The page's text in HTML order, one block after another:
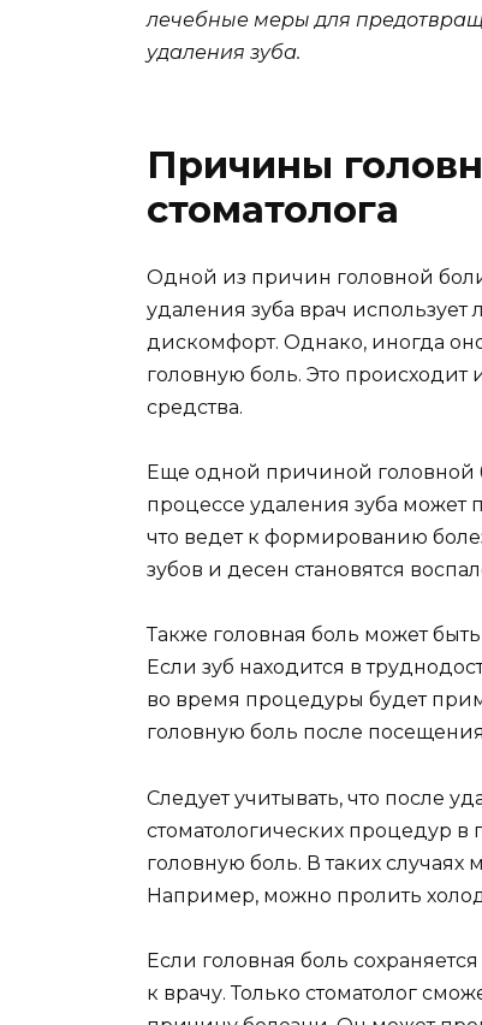
лечебные меры для
удаления зуба.
Причины
стоматолога
Одной из причин головной
удаления зуба врач
дискомфорт. Однако, иногда
головную боль. Это происходит
средства.
Еще одной причиной головной
процессе удаления зуба
что ведет к формированию
зубов и десен становятся
Также головная боль может
Если зуб находится в
во время процедуры будет
головную боль после
Следует учитывать, что после
стоматологических процедур
головную боль. В таких
Например, можно пролить
Если головная боль
к врачу. Только стоматолог